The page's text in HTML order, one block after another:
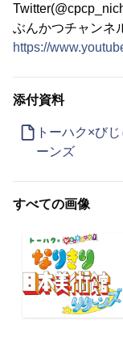
ぶんかつチャン
https://
添付資料
トーハク×び
ーンズ
すべての画像